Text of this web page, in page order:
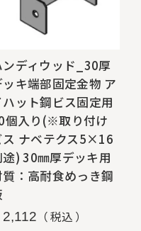
ンディウッド_30厚
ッキ端部固定金物 ア
ハット鋼ビス固定用
個入り(※取り付け
ス ナベテクス5×16
途) 30㎜厚デッキ用
：高耐食めっき鋼
2,112 税込